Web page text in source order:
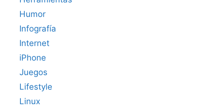
Humor
Infografía
Internet
iPhone
Juegos
Lifestyle
Linux